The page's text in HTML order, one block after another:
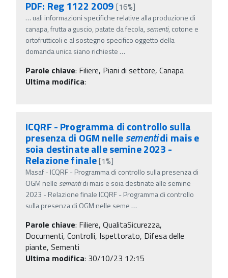
PDF: Reg 1122 2009 [16%]
… uali informazioni specifiche relative alla produzione di
canapa, frutta a guscio, patate da fecola, sementi, cotone e
ortofrutticoli e al sostegno specifico oggetto della
domanda unica siano richieste …
Parole chiave: Filiere, Piani di settore, Canapa
Ultima modifica:
ICQRF - Programma di controllo sulla
presenza di OGM nellesementidi mais e
soia destinate alle semine 2023 -
Relazione finale[1%]
Masaf - ICQRF - Programma di controllo sulla presenza di
OGM nelle sementidi mais e soia destinate alle semine
2023 - Relazione finale ICQRF - Programma di controllo
sulla presenza di OGM nelle seme …
Parole chiave: Filiere, QualitaSicurezza,
Documenti, Controlli, Ispettorato, Difesa delle
piante, Sementi
Ultima modifica: 30/10/23 12:15